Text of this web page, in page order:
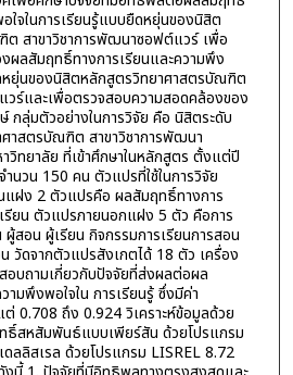
ใจในการเรียนรู้แบบยืดหยุ่นของนิสิต
สาขาวิชาการพัฒนาซอฟต์แวร์ เพื่อ
ผลสัมฤทธิ์ทางการเรียนและความพึง
หยุ่นของนิสิตหลักสูตรวิทยาศาสตรบัณฑิต
ร์และเพื่อตรวจสอบความสอดคล้องของ
กลุ่มตัวอย่างในการวิจัย คือ นิสิตระดับ
าสตรบัณฑิต สาขาวิชาการพัฒนา
ทยาลัย ที่เข้าศึกษาในหลักสูตร ตั้งแต่ปี
นวน 150 คน ตัวแปรที่ใช้ในการวิจัย
แฝง 2 ตัวแปรคือ ผลสัมฤทธิ์ทางการ
รียน ตัวแปรภายนอกแฝง 5 ตัว คือการ
สอน ผู้เรียน กิจกรรมการเรียนการสอน
น วัดจากตัวแปรสังเกตได้ 18 ตัว เครื่อง
อบถามเกี่ยวกับปัจจัยที่ส่งผลต่อผล
มพึงพอใจใน การเรียนรู้ ซึ่งมีค่า
0.708 ถึง 0.924 วิเคราะห์ข้อมูลด้วย
ธิ์สหสัมพันธ์แบบเพียร์สัน ด้วยโปรแกรม
ดลลิสเรล ด้วยโปรแกรม LISREL 8.72